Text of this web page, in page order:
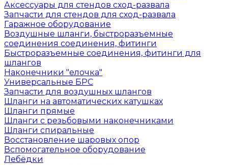
Аксессуары для стендов сход-развала
Запчасти для стендов для сход-развала
Гаражное оборудование
Воздушные шланги, быстроразъемные
соединения соединения, фитинги
Быстроразъемные соединения, фитинги для
шлангов
Наконечники "елочка"
Универсальные БРС
Запчасти для воздушных шлангов
Шланги на автоматических катушках
Шланги прямые
Шланги с резьбовыми наконечниками
Шланги спиральные
Восстановление шаровых опор
Вспомогательное оборудование
Лебёдки